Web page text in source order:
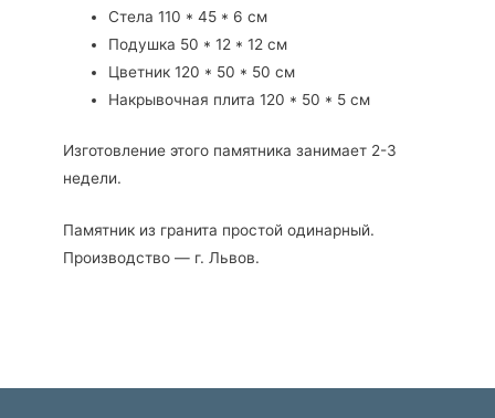
Стела 110 * 45 * 6 см
Подушка 50 * 12 * 12 см
Цветник 120 * 50 * 50 см
Накрывочная плита 120 * 50 * 5 см
Изготовление этого памятника занимает 2-3
недели.
Памятник из гранита простой одинарный.
Производство — г. Львов.